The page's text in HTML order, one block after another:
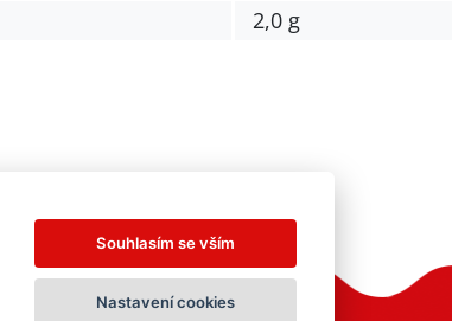
2,0 g
Souhlasím se vším
Nastavení cookies